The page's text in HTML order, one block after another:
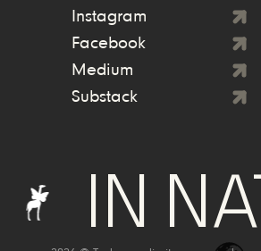
Instagram
Facebook
Medium
Substack
IN